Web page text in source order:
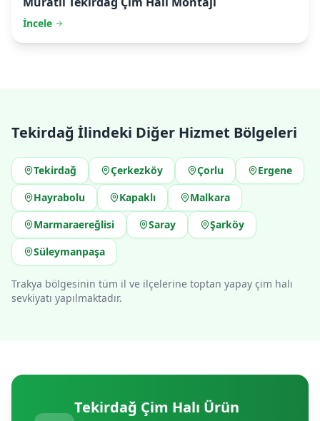
İncele
Tekirdağ İlindeki Diğer Hizmet Bölgeleri
Tekirdağ Çerkezköy Çorlu
Ergene
Hayrabolu
Kapaklı
Malkara
Marmaraereğlisi
Saray
Şarköy
Süleymanpaşa
Trakya bölgesinin tüm il ve ilçelerine toptan yapay çim halı
sevkiyatı yapılmaktadır.
Tekirdağ Çim Halı Ürün